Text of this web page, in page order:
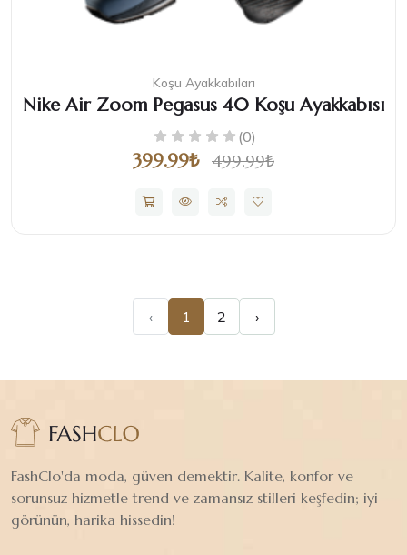
Koşu Ayakkabıları
Nike Air Zoom Pegasus 40 Koşu Ayakkabısı
(0)
399.99₺ 499.99₺
‹ 1 2 ›
FashClo'da moda, güven demektir. Kalite, konfor ve
sorunsuz hizmetle trend ve zamansız stilleri keşfedin; iyi
görünün, harika hissedin!